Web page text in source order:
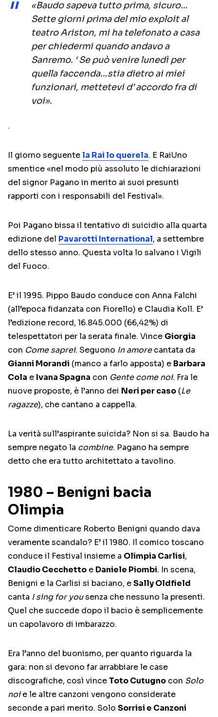
«Baudo sapeva tutto prima, sicuro…
Sette giorni prima del mio exploit al
teatro Ariston, mi ha telefonato a casa
per chiedermi quando andavo a
Sanremo. ‘ Se può venire lunedì per
quella faccenda…stia dietro ai miei
funzionari, mettetevi d’ accordo fra di
voi».
.
Il giorno seguente la Rai lo querela. E RaiUno
smentice «nel modo più assoluto le dichiarazioni
del signor Pagano in merito ai suoi presunti
rapporti con i responsabili del Festival».
Poi Pagano bissa il tentativo di suicidio alla quarta
edizione del Pavarotti International, a settembre
dello stesso anno. Questa volta lo salvano i Vigili
del Fuoco.
E’ il 1995. Pippo Baudo conduce con Anna Falchi
(all’epoca fidanzata con Fiorello) e Claudia Koll. E’
l’edizione record, 16.845.000 (66,42%) di
telespettatori per la serata finale. Vince Giorgia
con Come saprei. Seguono In amorecantata da
Gianni Morandi (manco a farlo apposta) e Barbara
Cola e Ivana Spagna con Gente come noi. Fra le
nuove proposte, è l’anno dei Neri per caso (Le
ragazze), che cantano a cappella.
La verità sull’aspirante suicida? Non si sa. Baudo ha
sempre negato la combine. Pagano ha sempre
detto che era tutto architettato a tavolino.
1980 – Benigni bacia
Olimpia
Come dimenticare Roberto Benigni quando dava
veramente scandalo? E’ il 1980. Il comico toscano
conduce il Festival insieme a Olimpia Carlisi,
Claudio Cecchetto e Daniele Piombi. In scena,
Benigni e la Carlisi si baciano, eSally Oldfield
canta I sing for yousenza che nessuno la presenti.
Quel che succede dopo il bacio è semplicemente
un capolavoro di imbarazzo.
Era l’anno del buonismo, per quanto riguarda la
gara: non si devono far arrabbiare le case
discografiche, così vinceToto Cutugno con Solo
noie le altre canzoni vengono considerate
seconde a pari merito. Solo Sorrisi e Canzoni